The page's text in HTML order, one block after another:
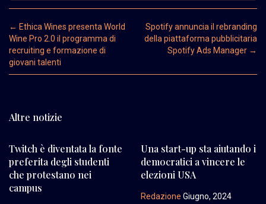
Post navigation
← Ethica Wines presenta World
Wine Pro 2.0 il programma di
recruiting e formazione di
giovani talenti
Spotify annuncia il rebranding
della piattaforma pubblicitaria
Spotify Ads Manager →
Altre notizie
Twitch è diventata la fonte
preferita degli studenti
che protestano nei
campus
Una start-up sta aiutando i
democratici a vincere le
elezioni USA
Redazione Giugno, 2024